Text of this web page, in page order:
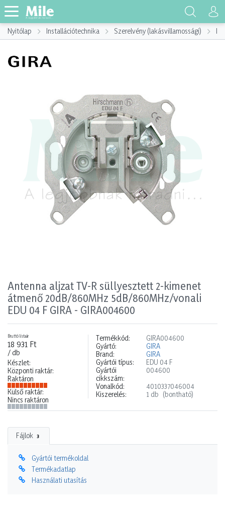
Nyitólap Installációtechnika Szerelvény (lakásvillamossági)
Antenna aljzat TV-R süllyesztett 2-kimenet
átmenő 20dB/860MHz 5dB/860MHz/vonali
EDU 04 F GIRA - GIRA004600
Bruttó listaár
18 931 Ft
/ db
Készlet:
Központi raktár:
Raktáron
Külső raktár:
Nincs raktáron
Termékkód:
GIRA004600
Gyártó:
GIRA
Brand:
GIRA
Gyártói típus:
EDU 04 F
Gyártói
cikkszám:
004600
Vonalkód:
4010337046004
Kiszerelés:
1 db (bontható)
Fájlok 3
Gyártói termékoldal
Termékadatlap
Használati utasítás